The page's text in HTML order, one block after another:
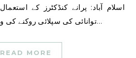
اسلام آباد: پرانے کنڈکٹرز کے استعمال کی وجہ سے جوہری
توانائی کی سپلائی روکنے کی وجہ سے ہونے والے بجلی…
READ MORE